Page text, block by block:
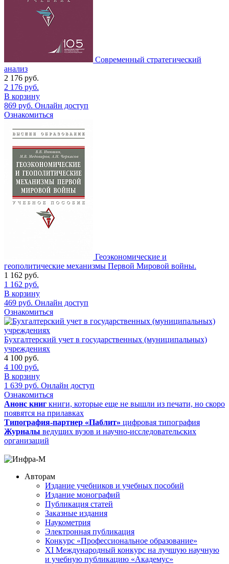
Современный стратегический
анализ
2 176 руб.
2 176 руб.
В корзину
869 руб. Онлайн доступ
Ознакомиться
Геоэкономические и
геополитические механизмы Первой Мировой войны.
1 162 руб.
1 162 руб.
В корзину
469 руб. Онлайн доступ
Ознакомиться
Бухгалтерский учет в государственных (муниципальных)
учреждениях
4 100 руб.
4 100 руб.
В корзину
1 639 руб. Онлайн доступ
Ознакомиться
Анонс книг книги, которые еще не вышли из печати, но скоро
появятся на прилавках
Типография-партнер «Паблит» цифровая типография
Журналы ведущих вузов и научно-исследовательских
организаций
Авторам
Издание учебников и учебных пособий
Издание монографий
Публикация статей
Заказные издания
Наукометрия
Электронная публикация
Конкурс «Профессиональное образование»
XI Международный конкурс на лучшую научную
и учебную публикацию «Академус»